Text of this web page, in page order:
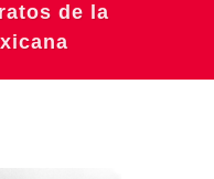
de la